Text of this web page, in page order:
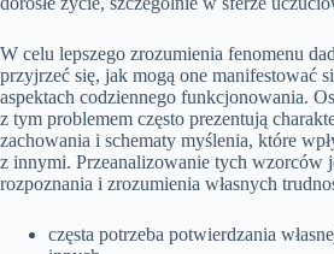
W celu lepszego zrozumienia fenomenu
przyjrzeć się, jak mogą one manifestować
aspektach codziennego funkcjonowania.
z tym problemem często prezentują
zachowania i schematy myślenia, które
z innymi. Przeanalizowanie tych wzorców
rozpoznania i zrozumienia własnych
częsta potrzeba potwierdzania